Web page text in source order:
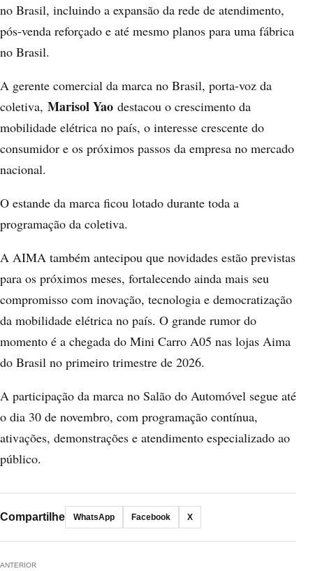
no Brasil, incluindo a expansão da rede de atendimento,
pós-venda reforçado e até mesmo planos para uma fábrica
no Brasil.
A gerente comercial da marca no Brasil, porta-voz da
coletiva, Marisol Yao destacou o crescimento da
mobilidade elétrica no país, o interesse crescente do
consumidor e os próximos passos da empresa no mercado
nacional.
O estande da marca ficou lotado durante toda a
programação da coletiva.
A AIMA também antecipou que novidades estão previstas
para os próximos meses, fortalecendo ainda mais seu
compromisso com inovação, tecnologia e democratização
da mobilidade elétrica no país. O grande rumor do
momento é a chegada do Mini Carro A05 nas lojas Aima
do Brasil no primeiro trimestre de 2026.
A participação da marca no Salão do Automóvel segue até
o dia 30 de novembro, com programação contínua,
ativações, demonstrações e atendimento especializado ao
público.
Compartilhe WhatsApp Facebook X
ANTERIOR